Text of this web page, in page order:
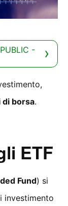
-
di borsa.
ETF
Fund) si
investimento